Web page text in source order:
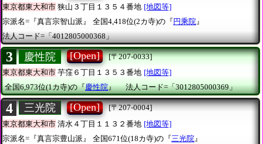
東京都東大和市 狭山３丁目１３５４番地 [地図等]
宗派名=『真言宗智山派』
全国4,418位(2カ寺)の『 円乘院』
法人コード=「4012805000368」
3 慶性院 [Open]
[〒207-0033]
東京都東大和市 芋窪６丁目１３５３番地 [地図等]
全国6,973位(1カ寺)の『慶性院』 法人コード=「3012805000369」
4 三光院 [Open]
[〒207-0004]
東京都東大和市 清水４丁目１１３２番地 [地図等]
宗派名=『真言宗豊山派』
全国671位(18カ寺)の『三光院 』